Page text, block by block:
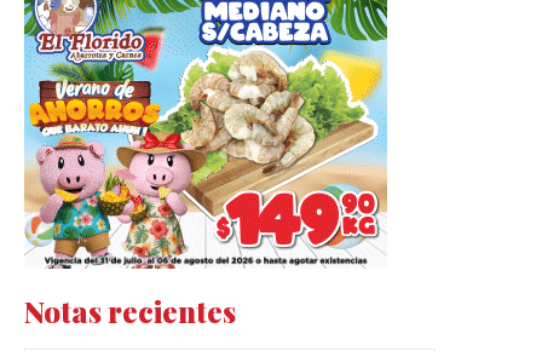
Notas recientes